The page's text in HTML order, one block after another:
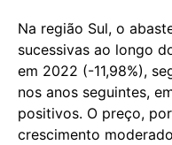
Na região Sul, o
sucessivas ao longo
em 2022 (-11,98%),
nos anos seguintes,
positivos. O preço,
crescimento